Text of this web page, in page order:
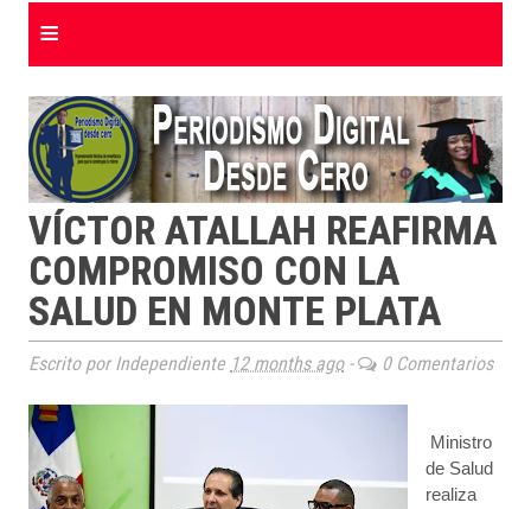
≡
VÍCTOR ATALLAH REAFIRMA
COMPROMISO CON LA
SALUD EN MONTE PLATA
Escrito por Independiente 12 months ago- 0 Comentarios
Ministro
de Salud
realiza